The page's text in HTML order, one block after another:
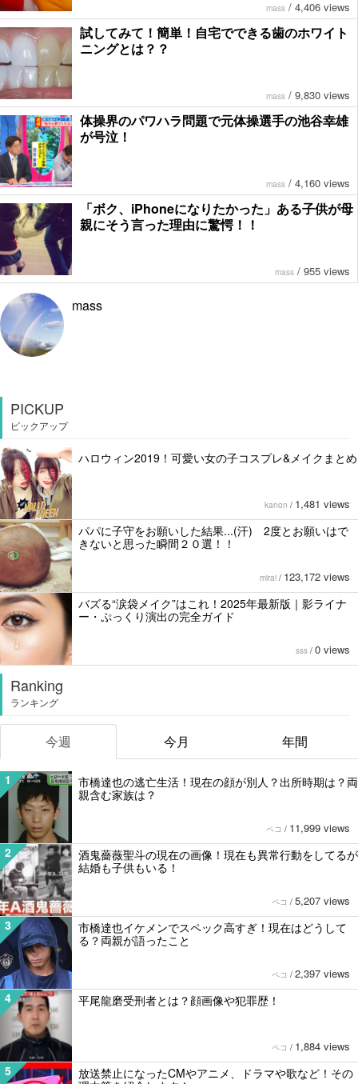
mass / 4,406 views
試してみて！簡単！自宅でできる歯のホワイト
ニングとは？？
mass / 9,830 views
体操界のパワハラ問題で元体操選手の池谷幸雄
が号泣！
mass / 4,160 views
「ボク、iPhoneになりたかった」ある子供が母
親にそう言った理由に驚愕！！
mass / 955 views
mass
PICKUP
ピックアップ
ハロウィン2019！可愛い女の子コスプレ&メイクまとめ
kanon / 1,481 views
パパに子守をお願いした結果...(汗) 2度とお願いはで
きないと思った瞬間２０選！！
mirai / 123,172 views
バズる“涙袋メイク”はこれ！2025年最新版｜影ライナ
ー・ぷっくり演出の完全ガイド
sss / 0 views
Ranking
ランキング
今週 今月 年間
1
市橋達也の逃亡生活！現在の顔が別人？出所時期は？両
親含む家族は？
ペコ / 11,999 views
2
酒鬼薔薇聖斗の現在の画像！現在も異常行動をしてるが
結婚も子供もいる！
ペコ / 5,207 views
3
市橋達也イケメンでスペック高すぎ！現在はどうして
る？両親が語ったこと
ペコ / 2,397 views
4 平尾龍磨受刑者とは？顔画像や犯罪歴！
ペコ / 1,884 views
5
放送禁止になったCMやアニメ、ドラマや歌など！その